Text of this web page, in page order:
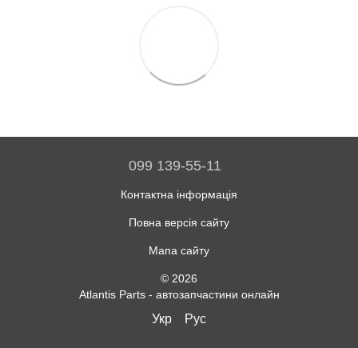
099 139-55-11
Контактна інформація
Повна версія сайту
Мапа сайту
© 2026
Atlantis Parts - автозапчастини онлайн
Укр Рус